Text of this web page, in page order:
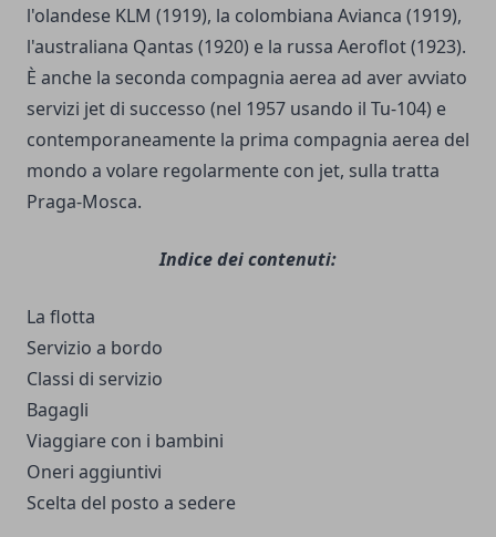
l'olandese KLM (1919), la colombiana Avianca (1919),
l'australiana Qantas (1920) e la russa Aeroflot (1923).
È anche la seconda compagnia aerea ad aver avviato
servizi jet di successo (nel 1957 usando il Tu-104) e
contemporaneamente la prima compagnia aerea del
mondo a volare regolarmente con jet, sulla tratta
Praga-Mosca.
Indice dei contenuti:
La flotta
Servizio a bordo
Classi di servizio
Bagagli
Viaggiare con i bambini
Oneri aggiuntivi
Scelta del posto a sedere